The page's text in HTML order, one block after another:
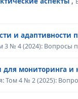
и
3 № 4 (2024): Вопросы
мониторинга и
Том 4 № 2 (2025):